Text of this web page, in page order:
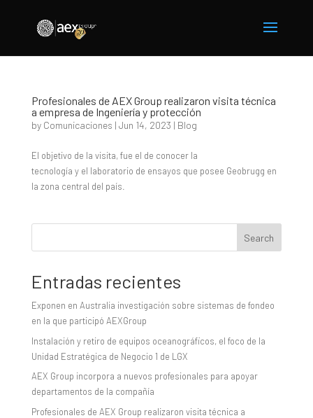
Profesionales de AEX Group realizaron visita técnica
a empresa de Ingeniería y protección
by Comunicaciones | Jun 14, 2023 | Blog
El objetivo de la visita, fue el de conocer la
tecnología y el laboratorio de ensayos que posee Geobrugg en
la zona central del país.
Search
Entradas recientes
Exponen en Australia investigación sobre sistemas de fondeo
en la que participó AEXGroup
Instalación y retiro de equipos oceanográficos, el foco de la
Unidad Estratégica de Negocio 1 de LGX
AEX Group incorpora a nuevos profesionales para apoyar
departamentos de la compañía
Profesionales de AEX Group realizaron visita técnica a